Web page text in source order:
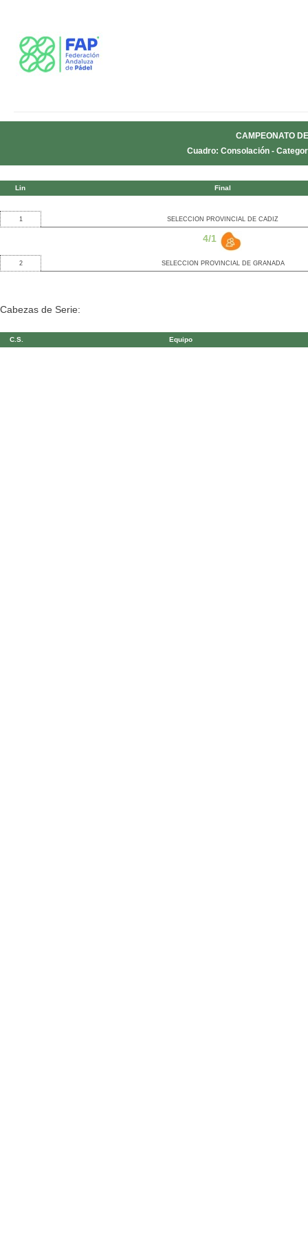
CAMPEONATO
Cuadro: Consolación -
Lin Final
1 SELECCION PROVINCIAL DE CADIZ
4/1
2 SELECCION PROVINCIAL DE GRANADA
Cabezas de Serie:
C.S. Equipo